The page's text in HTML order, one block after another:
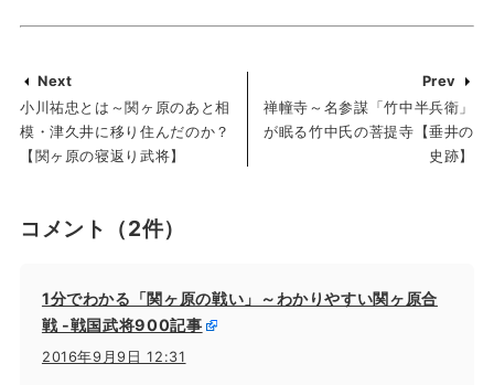
Next
小川祐忠とは～関ヶ原のあと相
模・津久井に移り住んだのか？
【関ヶ原の寝返り武将】
Prev
禅幢寺～名参謀「竹中半兵衛」
が眠る竹中氏の菩提寺【垂井の
史跡】
コメント （2件）
1分でわかる「関ヶ原の戦い」～わかりやすい関ヶ原合
戦 -戦国武将900記事
2016年9月9日 12:31